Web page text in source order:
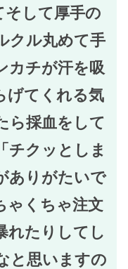
して厚手の
クル丸めて手
カチが汗を吸
げてくれる気
ら採血をして
チクッとしま
ありがたいで
くちゃ注文
れたりしてし
と思いますの